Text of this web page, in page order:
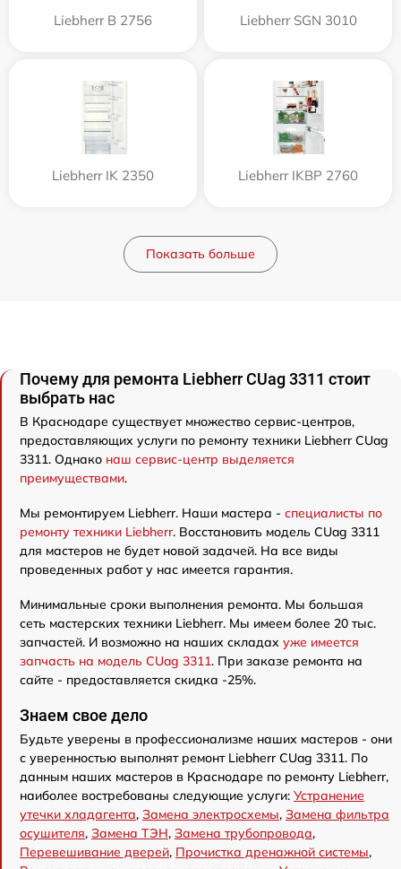
Liebherr B 2756 Liebherr SGN 3010
Liebherr IK 2350 Liebherr IKBP 2760
Показать больше
Почему для ремонта Liebherr CUag 3311 стоит
выбрать нас
В Краснодаре существует множество сервис-центров,
предоставляющих услуги по ремонту техники Liebherr CUag
3311. Однако наш сервис-центр выделяется
преимуществами.
Мы ремонтируем Liebherr. Наши мастера - специалисты по
ремонту техники Liebherr. Восстановить модель CUag 3311
для мастеров не будет новой задачей. На все виды
проведенных работ у нас имеется гарантия.
Минимальные сроки выполнения ремонта. Мы большая
сеть мастерских техники Liebherr. Мы имеем более 20 тыс.
запчастей. И возможно на наших складах уже имеется
запчасть на модель CUag 3311. При заказе ремонта на
сайте - предоставляется скидка -25%.
Знаем свое дело
Будьте уверены в профессионализме наших мастеров - они
с уверенностью выполнят ремонт Liebherr CUag 3311. По
данным наших мастеров в Краснодаре по ремонту Liebherr,
наиболее востребованы следующие услуги: Устранение
утечки хладагента, Замена электросхемы, Замена фильтра
осушителя, Замена ТЭН, Замена трубопровода,
Перевешивание дверей, Прочистка дренажной системы,